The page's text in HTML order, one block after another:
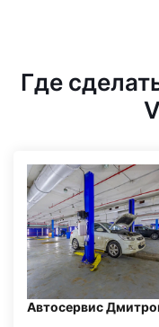
Где
Автосервис